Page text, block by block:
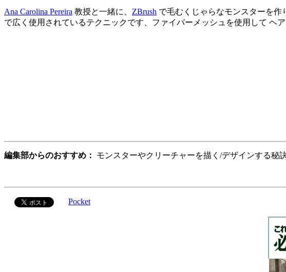
Ana Carolina Pereira 教授と一緒に、 ZBrush で毛むくじゃらなモンスターを作
で広く使用されているテクニックです、ファイバーメッシュを使用して ヘ
編集部からのおすすめ： モンスターやクリーチャーを描く/デザインする秘
Pocket